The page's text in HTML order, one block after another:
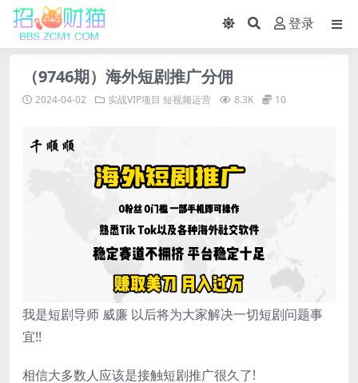
登录
（9746期）海外短剧推广分佣
2024-04-02 实战VIP项目 短视频运营 8.3K 10
我是短剧导师 威廉 以后将为大家解决一切短剧问题事
宜!!
相信大多数人应该是接触短剧推广很久了!